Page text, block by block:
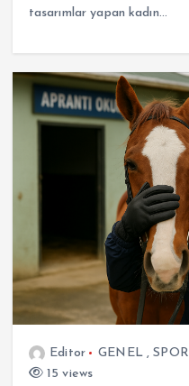
tasarımlar yapan kadın…
Editor GENEL,SPOR
15 views